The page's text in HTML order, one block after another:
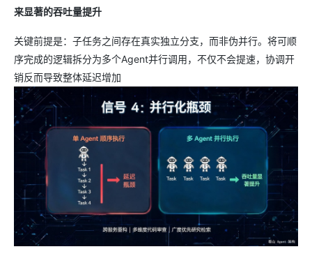
来显著的吞吐量提升
关键前提是：子任务之间存在真实独立分支，而非伪并行。将可顺
序完成的逻辑拆分为多个Agent并行调用，不仅不会提速，协调开
销反而导致整体延迟增加